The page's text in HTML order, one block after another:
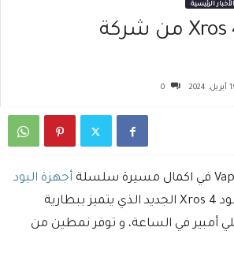
الأخبار الرئيسية
مراجعة بود Xros 4 من شركة
2024
0
أجهزة البود
الأشهر Xros. ها هو بود Xros 4 الجديد الذي يتميز ببطارية
بقوة 1000 مللي أمبير في الساعة، و توفر نمطين من